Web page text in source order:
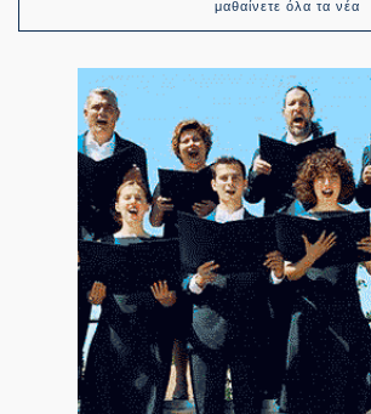
μαθαίνετε όλα τα νέα